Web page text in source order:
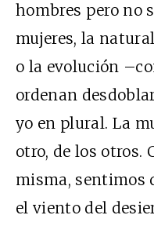
hombres pero no
mujeres, la
o la evolución
ordenan
yo en plural. La
otro, de los otros.
misma, sentimos
el viento del